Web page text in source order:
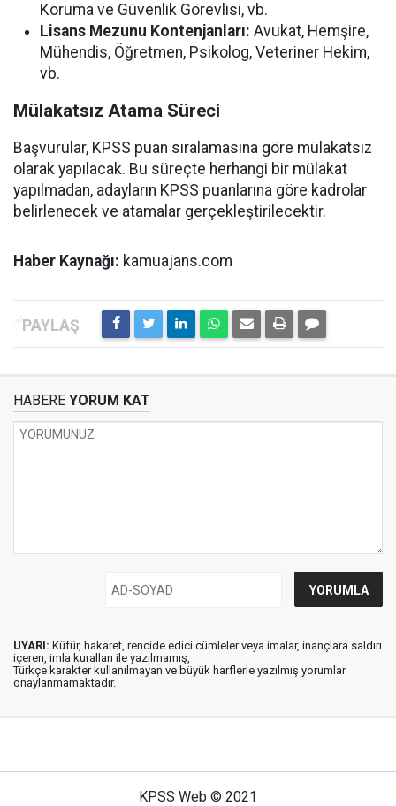
Koruma ve Güvenlik Görevlisi, vb.
Lisans Mezunu Kontenjanları: Avukat, Hemşire,
Mühendis, Öğretmen, Psikolog, Veteriner Hekim,
vb.
Mülakatsız Atama Süreci
Başvurular, KPSS puan sıralamasına göre mülakatsız
olarak yapılacak. Bu süreçte herhangi bir mülakat
yapılmadan, adayların KPSS puanlarına göre kadrolar
belirlenecek ve atamalar gerçekleştirilecektir.
Haber Kaynağı: kamuajans.com
HABERE YORUM KAT
UYARI: Küfür, hakaret, rencide edici cümleler veya imalar, inançlara saldırı
içeren, imla kuralları ile yazılmamış,
Türkçe karakter kullanılmayan ve büyük harflerle yazılmış yorumlar
onaylanmamaktadır.
KPSS Web © 2021